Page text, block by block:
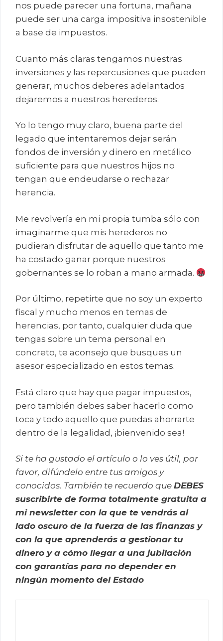
nos puede parecer una fortuna, mañana
puede ser una carga impositiva insostenible
a base de impuestos.
Cuanto más claras tengamos nuestras
inversiones y las repercusiones que pueden
generar, muchos deberes adelantados
dejaremos a nuestros herederos.
Yo lo tengo muy claro, buena parte del
legado que intentaremos dejar serán
fondos de inversión y dinero en metálico
suficiente para que nuestros hijos no
tengan que endeudarse o rechazar
herencia.
Me revolvería en mi propia tumba sólo con
imaginarme que mis herederos no
pudieran disfrutar de aquello que tanto me
ha costado ganar porque nuestros
gobernantes se lo roban a mano armada.
Por último, repetirte que no soy un experto
fiscal y mucho menos en temas de
herencias, por tanto, cualquier duda que
tengas sobre un tema personal en
concreto, te aconsejo que busques un
asesor especializado en estos temas.
Está claro que hay que pagar impuestos,
pero también debes saber hacerlo como
toca y todo aquello que puedas ahorrarte
dentro de la legalidad, ¡bienvenido sea!
Si te ha gustado el artículo o lo ves útil, por
favor, difúndelo entre tus amigos y
conocidos. También te recuerdo que DEBES
suscribirte de forma totalmente gratuita a
mi newsletter con la que te vendrás al
lado oscuro de la fuerza de las finanzas y
con la que aprenderás a gestionar tu
dinero y a cómo llegar a una jubilación
con garantías para no depender en
ningún momento del Estado